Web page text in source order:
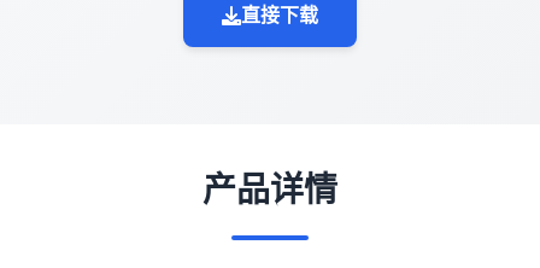
直接下载
产品详情